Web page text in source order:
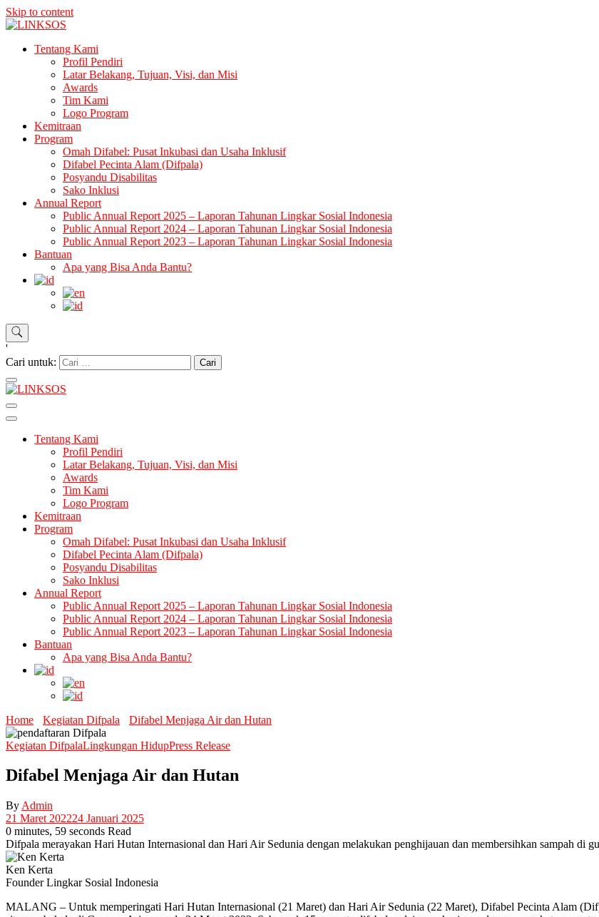
Skip to content
LINKSOSTentang Kami
Profil Pendiri
Latar Belakang, Tujuan, Visi, dan Misi
Awards
Tim Kami
Logo Program
Kemitraan
Program
Omah Difabel: Pusat Inkubasi dan Usaha Inklusif
Difabel Pecinta Alam (Difpala)
Posyandu Disabilitas
Sako Inklusi
Annual Report
Public Annual Report 2025 – Laporan Tahunan Lingkar Sosial Indonesia
Public Annual Report 2024 – Laporan Tahunan Lingkar Sosial Indonesia
Public Annual Report 2023 – Laporan Tahunan Lingkar Sosial Indonesia
Bantuan
Apa yang Bisa Anda Bantu?
'
Cari untuk:
Tentang Kami
Profil Pendiri
Latar Belakang, Tujuan, Visi, dan Misi
Awards
Tim Kami
Logo Program
Kemitraan
Program
Omah Difabel: Pusat Inkubasi dan Usaha Inklusif
Difabel Pecinta Alam (Difpala)
Posyandu Disabilitas
Sako Inklusi
Annual Report
Public Annual Report 2025 – Laporan Tahunan Lingkar Sosial Indonesia
Public Annual Report 2024 – Laporan Tahunan Lingkar Sosial Indonesia
Public Annual Report 2023 – Laporan Tahunan Lingkar Sosial Indonesia
Bantuan
Apa yang Bisa Anda Bantu?
Home Kegiatan Difpala Difabel Menjaga Air dan Hutan
Kegiatan DifpalaLingkungan HidupPress Release
Difabel Menjaga Air dan Hutan
By Admin
21 Maret 202224 Januari 2025
0 minutes, 59 seconds Read
Difpala merayakan Hari Hutan Internasional dan Hari Air Sedunia dengan melakukan penghijauan dan membersihkan sampah di
Ken Kerta
Founder Lingkar Sosial Indonesia
MALANG – Untuk memperingati Hari Hutan Internasional (21 Maret) dan Hari Air Sedunia (22 Maret), Difabel Pecinta Alam